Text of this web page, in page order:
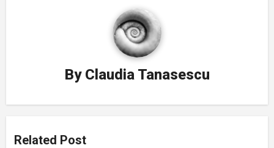
By Claudia Tanasescu
Related Post